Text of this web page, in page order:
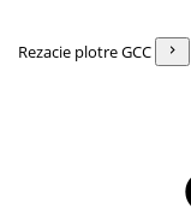
Rezacie plotre GCC